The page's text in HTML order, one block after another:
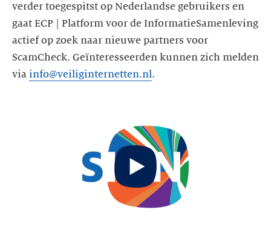
verder toegespitst op Nederlandse gebruikers en
gaat ECP | Platform voor de InformatieSamenleving
actief op zoek naar nieuwe partners voor
ScamCheck. Geïnteresseerden kunnen zich melden
via info@veiliginternetten.nl .
Start
video